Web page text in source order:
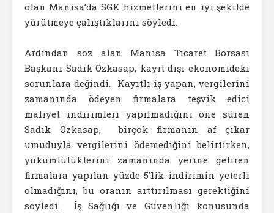
olan Manisa’da SGK hizmetlerini en iyi şekilde
yürütmeye çalıştıklarını söyledi.
Ardından söz alan Manisa Ticaret Borsası
Başkanı Sadık Özkasap, kayıt dışı ekonomideki
sorunlara değindi. Kayıtlı iş yapan, vergilerini
zamanında ödeyen firmalara teşvik edici
maliyet indirimleri yapılmadığını öne süren
Sadık Özkasap, birçok firmanın af çıkar
umuduyla vergilerini ödemediğini belirtirken,
yükümlülüklerini zamanında yerine getiren
firmalara yapılan yüzde 5’lik indirimin yeterli
olmadığını, bu oranın arttırılması gerektiğini
söyledi. İş Sağlığı ve Güvenliği konusunda